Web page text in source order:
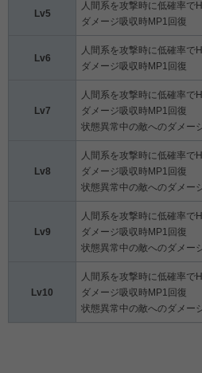
Lv5
人間系を攻撃時に低確率で
ダメージ吸収時MP1回復
Lv6
人間系を攻撃時に低確率で
ダメージ吸収時MP1回復
Lv7
人間系を攻撃時に低確率で
ダメージ吸収時MP1回復
状態異常中の敵へのダメー
Lv8
人間系を攻撃時に低確率で
ダメージ吸収時MP1回復
状態異常中の敵へのダメー
Lv9
人間系を攻撃時に低確率で
ダメージ吸収時MP1回復
状態異常中の敵へのダメー
Lv10
人間系を攻撃時に低確率で
ダメージ吸収時MP1回復
状態異常中の敵へのダメー